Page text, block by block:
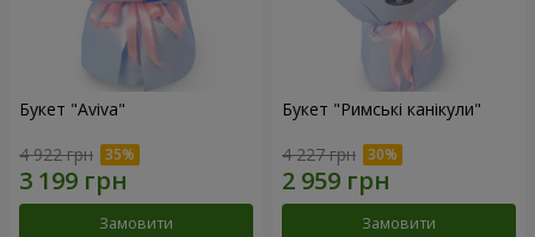
Букет "Aviva"
4 922 грн
Замовити
Букет "Римські канікули"
4 227 грн
Замовити